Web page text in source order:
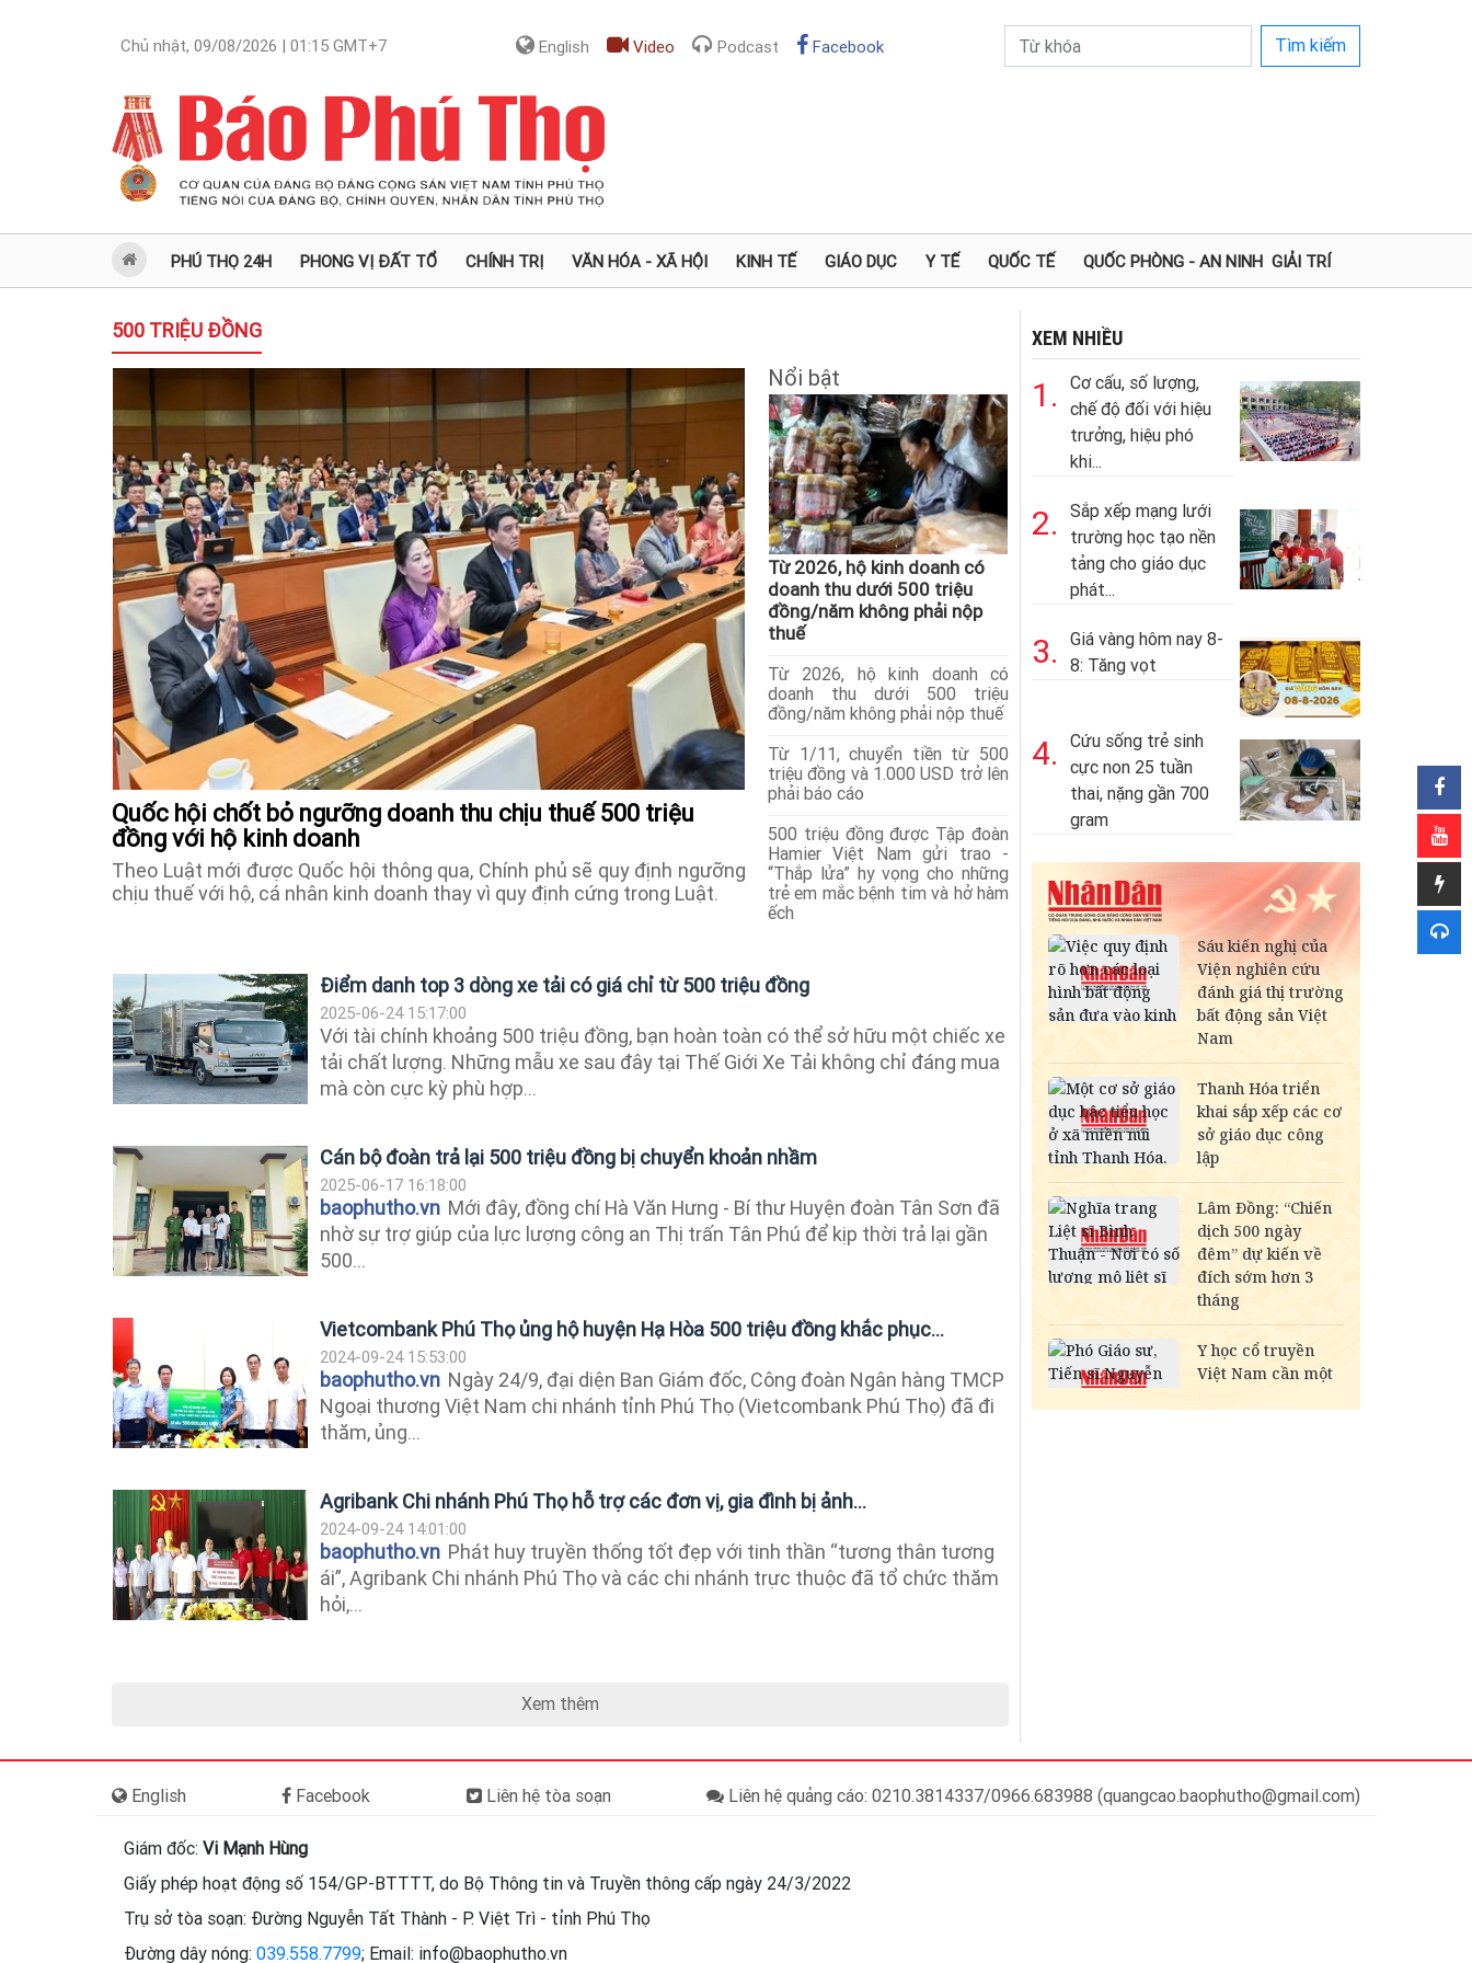
Chủ nhật, 09/08/2026 | 01:15 GMT+7 English Video Podcast Facebook Tìm kiếm
PHÚ THỌ 24H PHONG VỊ ĐẤT TỔ CHÍNH TRỊ VĂN HÓA - XÃ HỘI KINH TẾ GIÁO DỤC Y TẾ QUỐC TẾ QUỐC PHÒNG - AN NINH GIẢI TRÍ
500 TRIỆU ĐỒNG
Quốc hội chốt bỏ ngưỡng doanh thu chịu thuế 500 triệu
đồng với hộ kinh doanh
Theo Luật mới được Quốc hội thông qua, Chính phủ sẽ quy định ngưỡng
chịu thuế với hộ, cá nhân kinh doanh thay vì quy định cứng trong Luật.
Nổi bật
Từ 2026, hộ kinh doanh có
doanh thu dưới 500 triệu
đồng/năm không phải nộp
thuế
Từ 2026, hộ kinh doanh có
doanh thu dưới 500 triệu
đồng/năm không phải nộp thuế
Từ 1/11, chuyển tiền từ 500
triệu đồng và 1.000 USD trở lên
phải báo cáo
500 triệu đồng được Tập đoàn
Hamier Việt Nam gửi trao -
“Thắp lửa” hy vọng cho những
trẻ em mắc bệnh tim và hở hàm
ếch
Điểm danh top 3 dòng xe tải có giá chỉ từ 500 triệu đồng
2025-06-24 15:17:00
Với tài chính khoảng 500 triệu đồng, bạn hoàn toàn có thể sở hữu một chiếc xe
tải chất lượng. Những mẫu xe sau đây tại Thế Giới Xe Tải không chỉ đáng mua
mà còn cực kỳ phù hợp...
Cán bộ đoàn trả lại 500 triệu đồng bị chuyển khoản nhầm
2025-06-17 16:18:00
baophutho.vn Mới đây, đồng chí Hà Văn Hưng - Bí thư Huyện đoàn Tân Sơn đã
nhờ sự trợ giúp của lực lượng công an Thị trấn Tân Phú để kịp thời trả lại gần
500...
Vietcombank Phú Thọ ủng hộ huyện Hạ Hòa 500 triệu đồng khắc phục...
2024-09-24 15:53:00
baophutho.vn Ngày 24/9, đại diện Ban Giám đốc, Công đoàn Ngân hàng TMCP
Ngoại thương Việt Nam chi nhánh tỉnh Phú Thọ (Vietcombank Phú Thọ) đã đi
thăm, ủng...
Agribank Chi nhánh Phú Thọ hỗ trợ các đơn vị, gia đình bị ảnh...
2024-09-24 14:01:00
baophutho.vn Phát huy truyền thống tốt đẹp với tinh thần “tương thân tương
ái”, Agribank Chi nhánh Phú Thọ và các chi nhánh trực thuộc đã tổ chức thăm
hỏi,...
Xem thêm
XEM NHIỀU
1.
Cơ cấu, số lượng,
chế độ đối với hiệu
trưởng, hiệu phó
khi...
2.
Sắp xếp mạng lưới
trường học tạo nền
tảng cho giáo dục
phát...
3.
Giá vàng hôm nay 8-
8: Tăng vọt
4.
Cứu sống trẻ sinh
cực non 25 tuần
thai, nặng gần 700
gram
English Facebook Liên hệ tòa soạn Liên hệ quảng cáo: 0210.3814337/0966.683988 (quangcao.baophutho@gmail.com)
Giám đốc: Vi Mạnh Hùng
Giấy phép hoạt động số 154/GP-BTTTT, do Bộ Thông tin và Truyền thông cấp ngày 24/3/2022
Trụ sở tòa soạn: Đường Nguyễn Tất Thành - P. Việt Trì - tỉnh Phú Thọ
Đường dây nóng: 039.558.7799; Email: info@baophutho.vn